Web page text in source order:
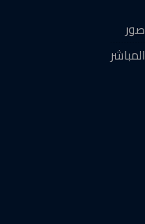
صور
المباشر